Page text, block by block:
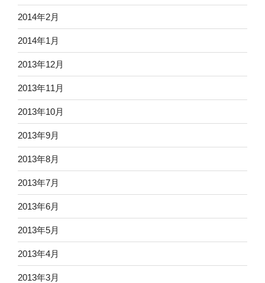
2014年2月
2014年1月
2013年12月
2013年11月
2013年10月
2013年9月
2013年8月
2013年7月
2013年6月
2013年5月
2013年4月
2013年3月